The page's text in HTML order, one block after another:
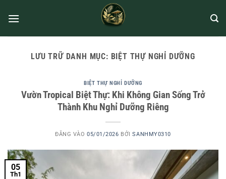
LƯU TRỮ DANH MỤC: BIỆT THỰ NGHỈ DƯỠNG
BIỆT THỰ NGHỈ DƯỠNG
Vườn Tropical Biệt Thự: Khi Không Gian Sống Trở
Thành Khu Nghỉ Dưỡng Riêng
ĐĂNG VÀO 05/01/2026 BỞISANHMY0310
05
Th1